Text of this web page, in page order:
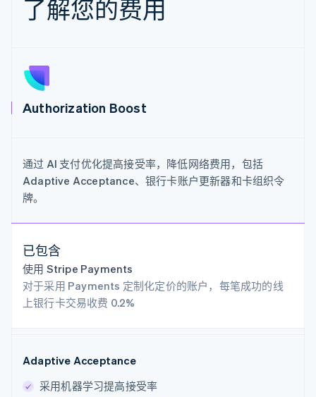
了解您的费用
Authorization Boost
通过 AI 支付优化提高接受率，降低网络费用，包括
Adaptive Acceptance、银行卡账户更新器和卡组织令
牌。
已包含
使用 Stripe Payments
对于采用 Payments 定制化定价的账户，每笔成功的线
上银行卡交易收费 0.2%
Adaptive Acceptance
采用机器学习提高接受率